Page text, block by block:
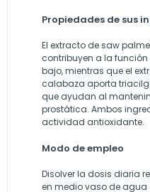
Propiedades de sus
El extracto de saw
contribuyen a la
bajo, mientras que el
calabaza aporta
que ayudan al
prostática. Ambos
actividad antioxidante.
Modo de empleo
Disolver la dosis diaria
en medio vaso de agua